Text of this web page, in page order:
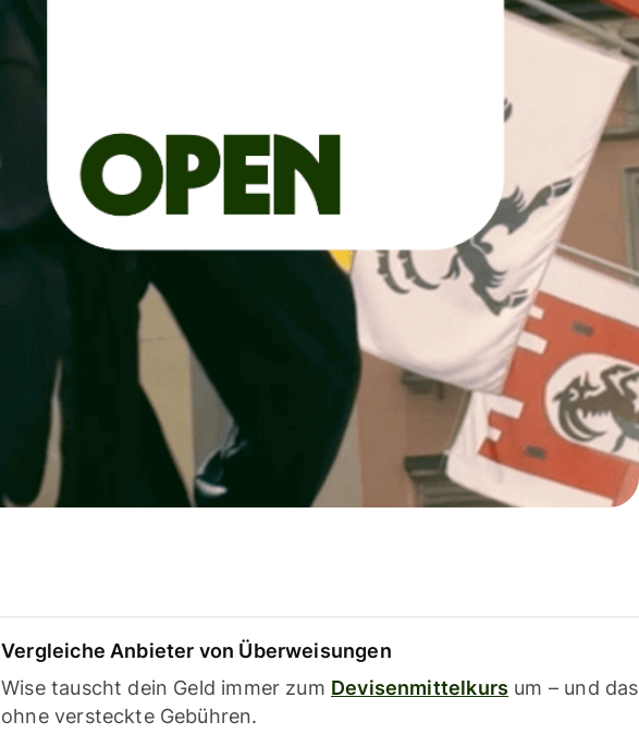
Vergleiche Anbieter von Überweisungen
Wise tauscht dein Geld immer zum Devisenmittelkurs um – und das
ohne versteckte Gebühren.